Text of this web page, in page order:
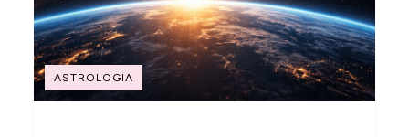
ASTROLOGIA